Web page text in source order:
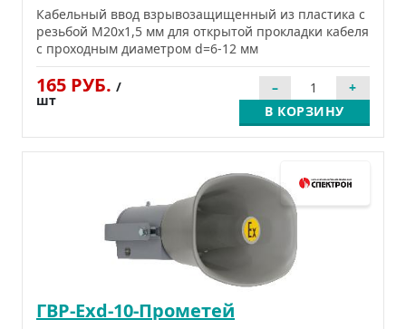
Кабельный ввод взрывозащищенный из пластика с
резьбой М20х1,5 мм для открытой прокладки кабеля
с проходным диаметром d=6-12 мм
165 РУБ. /
шт
В КОРЗИНУ
ГВР-Exd-10-Прометей